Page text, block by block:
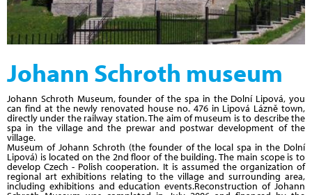
Johann Schroth museum
Johann Schroth Museum, founder of the spa in the Dolní Lipová, you
can find at the newly renovated house no. 476 in Lipová Lázně town,
directly under the railway station. The aim of museum is to describe the
spa in the village and the prewar and postwar development of the
village.
Museum of Johann Schroth (the founder of the local spa in the Dolní
Lipová) is located on the 2nd floor of the building. The main scope is to
develop Czech - Polish cooperation. It is assumed the organization of
regional art exhibitions relating to the village and surrounding area,
including exhibitions and education events.Reconstruction of Johann